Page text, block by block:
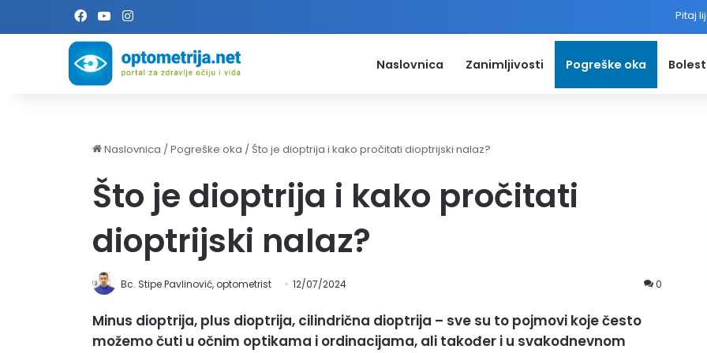
Facebook
YouTube Pitaj
Naslovnica Zanimljivosti Pogreške oka
Naslovnica /Pogreške oka /Što je dioptrija i kako pročitati dioptrijski nalaz?
Što je dioptrija i kako pročitati
dioptrijski nalaz?
Bc. Stipe Pavlinović, optometrist 12/07/2024 0
Minus dioptrija, plus dioptrija, cilindrična dioptrija – sve su to pojmovi koje često
možemo čuti u očnim optikama i ordinacijama, ali također i u svakodnevnom